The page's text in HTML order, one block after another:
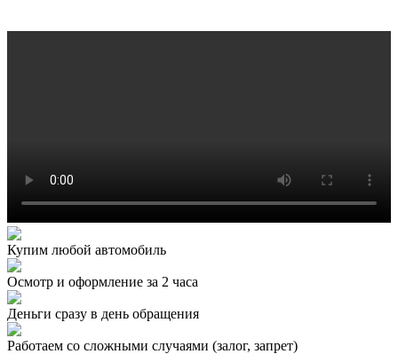
Купим любой автомобиль
Осмотр и оформление за 2 часа
Деньги сразу в день обращения
Работаем со сложными случаями (залог, запрет)